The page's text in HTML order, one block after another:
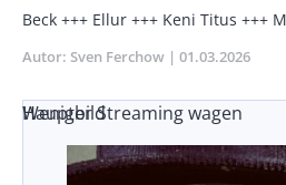
Vorspann
Teaser
Beck +++ Ellur +++ Keni Titus +++
Autor Sven Ferchow 01.03.2026
Weniger Streaming wagen
Hauptbild